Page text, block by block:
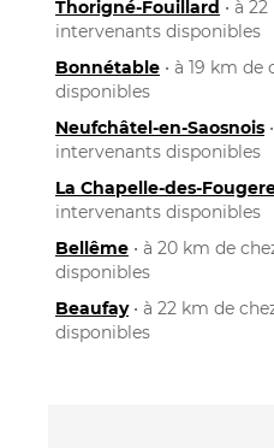
Thorigné-Fouillard • à
intervenants disponibles
Bonnétable • à 19 km
disponibles
Neufchâtel-en-Saosnois
intervenants disponibles
La Chapelle-des-
intervenants disponibles
Bellême • à 20 km de
disponibles
Beaufay• à 22 km de
disponibles